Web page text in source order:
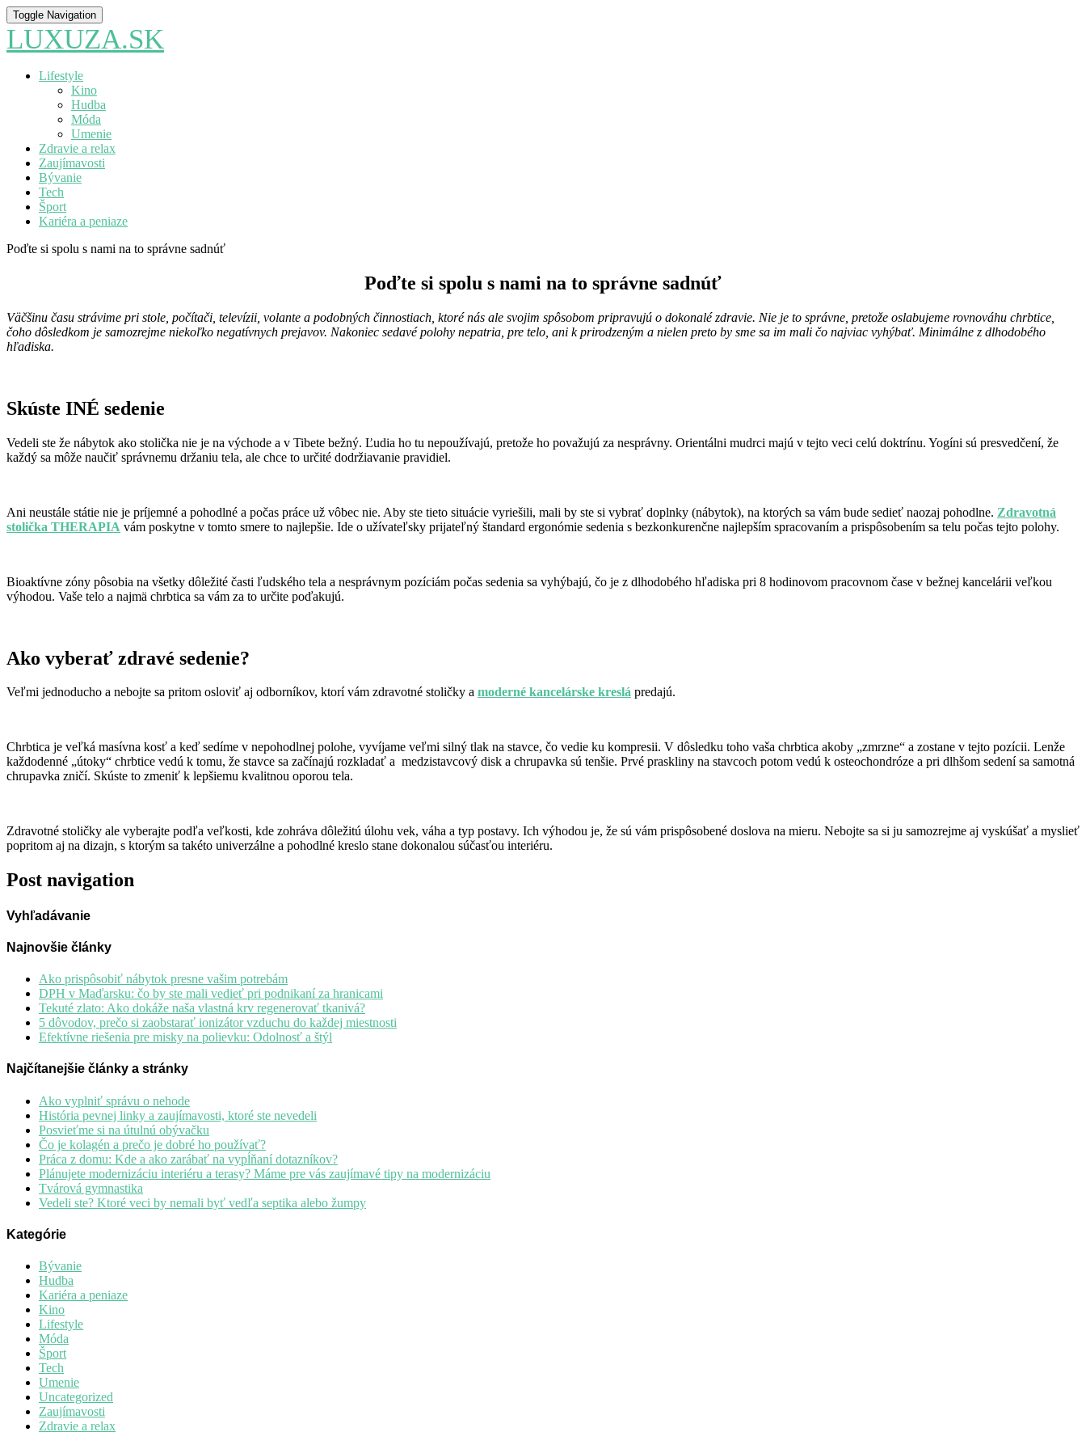
Toggle Navigation
LUXUZA.SK
Lifestyle
Kino
Hudba
Móda
Umenie
Zdravie a relax
Zaujímavosti
Bývanie
Tech
Šport
Kariéra a peniaze
Poďte si spolu s nami na to správne sadnúť
Poďte si spolu s nami na to správne sadnúť
Väčšinu času strávime pri stole, počítači, televízii, volante a podobných činnostiach, ktoré nás ale svojim spôsobom pripravujú o dokonalé zdravie. Nie je to správne, pretože oslabujeme rovnováhu chrbtice,
čoho dôsledkom je samozrejme niekoľko negatívnych prejavov. Nakoniec sedavé polohy nepatria, pre telo, ani k prirodzeným a nielen preto by sme sa im mali čo najviac vyhýbať. Minimálne z dlhodobého
hľadiska.
Skúste INÉ sedenie
Vedeli ste že nábytok ako stolička nie je na východe a v Tibete bežný. Ľudia ho tu nepoužívajú, pretože ho považujú za nesprávny. Orientálni mudrci majú v tejto veci celú doktrínu. Yogíni sú presvedčení, že
každý sa môže naučiť správnemu držaniu tela, ale chce to určité dodržiavanie pravidiel.
Ani neustále státie nie je príjemné a pohodlné a počas práce už vôbec nie. Aby ste tieto situácie vyriešili, mali by ste si vybrať doplnky (nábytok), na ktorých sa vám bude sedieť naozaj pohodlne. Zdravotná
stolička THERAPIA vám poskytne v tomto smere to najlepšie. Ide o užívateľsky prijateľný štandard ergonómie sedenia s bezkonkurenčne najlepším spracovaním a prispôsobením sa telu počas tejto polohy.
Bioaktívne zóny pôsobia na všetky dôležité časti ľudského tela a nesprávnym pozíciám počas sedenia sa vyhýbajú, čo je z dlhodobého hľadiska pri 8 hodinovom pracovnom čase v bežnej kancelárii veľkou
výhodou. Vaše telo a najmä chrbtica sa vám za to určite poďakujú.
Ako vyberať zdravé sedenie?
Veľmi jednoducho a nebojte sa pritom osloviť aj odborníkov, ktorí vám zdravotné stoličky a moderné kancelárske kreslá predajú.
Chrbtica je veľká masívna kosť a keď sedíme v nepohodlnej polohe, vyvíjame veľmi silný tlak na stavce, čo vedie ku kompresii. V dôsledku toho vaša chrbtica akoby „zmrzne“ a zostane v tejto pozícii. Lenže
každodenné „útoky“ chrbtice vedú k tomu, že stavce sa začínajú rozkladať a medzistavcový disk a chrupavka sú tenšie. Prvé praskliny na stavcoch potom vedú k osteochondróze a pri dlhšom sedení sa samotná
chrupavka zničí. Skúste to zmeniť k lepšiemu kvalitnou oporou tela.
Zdravotné stoličky ale vyberajte podľa veľkosti, kde zohráva dôležitú úlohu vek, váha a typ postavy. Ich výhodou je, že sú vám prispôsobené doslova na mieru. Nebojte sa si ju samozrejme aj vyskúšať a myslieť
popritom aj na dizajn, s ktorým sa takéto univerzálne a pohodlné kreslo stane dokonalou súčasťou interiéru.
Post navigation
Vyhľadávanie
Najnovšie články
Ako prispôsobiť nábytok presne vašim potrebám
DPH v Maďarsku: čo by ste mali vedieť pri podnikaní za hranicami
Tekuté zlato: Ako dokáže naša vlastná krv regenerovať tkanivá?
5 dôvodov, prečo si zaobstarať ionizátor vzduchu do každej miestnosti
Efektívne riešenia pre misky na polievku: Odolnosť a štýl
Najčítanejšie články a stránky
Ako vyplniť správu o nehode
História pevnej linky a zaujímavosti, ktoré ste nevedeli
Posvieťme si na útulnú obývačku
Čo je kolagén a prečo je dobré ho používať?
Práca z domu: Kde a ako zarábať na vypĺňaní dotazníkov?
Plánujete modernizáciu interiéru a terasy? Máme pre vás zaujímavé tipy na modernizáciu
Tvárová gymnastika
Vedeli ste? Ktoré veci by nemali byť vedľa septika alebo žumpy
Kategórie
Bývanie
Hudba
Kariéra a peniaze
Kino
Lifestyle
Móda
Šport
Tech
Umenie
Uncategorized
Zaujímavosti
Zdravie a relax